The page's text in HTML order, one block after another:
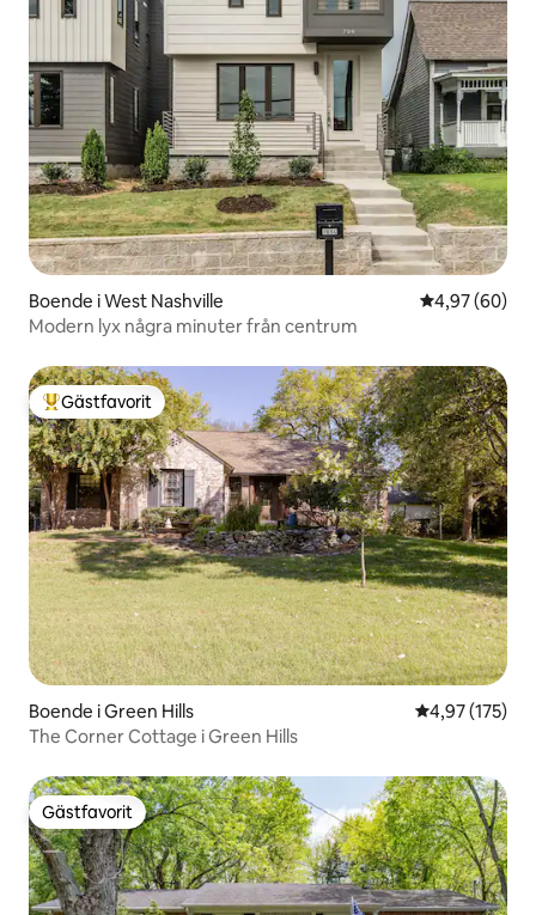
Boende i West Nashville 4,97 av 5 i
4,97 (60)
Modern lyx några minuter från centrum
Populär gästfavorit
Gästfavorit
Boende i Green Hills 4,97 av 5 i
4,97 (175)
The Corner Cottage i Green Hills
Gästfavorit
Gästfavorit